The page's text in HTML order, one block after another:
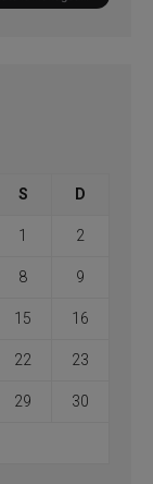
S D
1 2
8 9
15 16
22 23
29 30